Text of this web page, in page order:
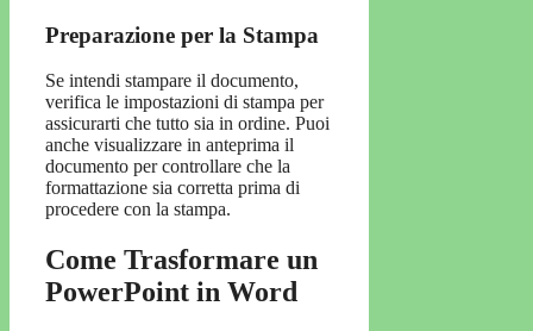
Preparazione per la Stampa
Se intendi stampare il documento,
verifica le impostazioni di stampa per
assicurarti che tutto sia in ordine. Puoi
anche visualizzare in anteprima il
documento per controllare che la
formattazione sia corretta prima di
procedere con la stampa.
Come Trasformare un
PowerPoint in Word